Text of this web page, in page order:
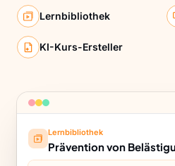
Lernbibliothek
KI-Kurs-Ersteller
Lernbibliothek
Prävention von